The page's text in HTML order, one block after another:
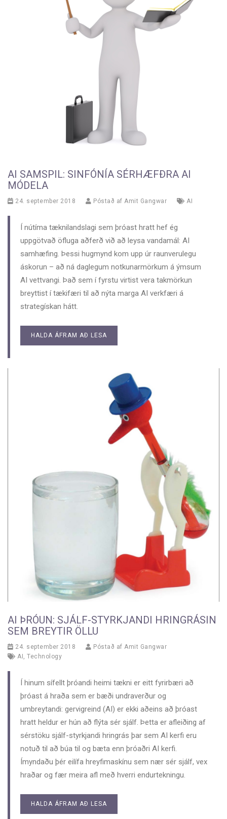
AI SAMSPIL: SINFÓNÍA SÉRHÆFÐRA AI
MÓDELA
24. september 2018 Póstað af Amit Gangwar AI
Í nútíma tæknilandslagi sem þróast hratt hef ég
uppgötvað öfluga aðferð við að leysa vandamál: AI
samhæfing. Þessi hugmynd kom upp úr raunverulegu
áskorun – að ná daglegum notkunarmörkum á ýmsum
AI vettvangi. Það sem í fyrstu virtist vera takmörkun
breyttist í tækifæri til að nýta marga AI verkfæri á
strategískan hátt.
HALDA ÁFRAM AÐ LESA
AI ÞRÓUN: SJÁLF-STYRKJANDI HRINGRÁSIN
SEM BREYTIR ÖLLU
24. september 2018 Póstað af Amit Gangwar
AI, Technology
Í hinum sífellt þróandi heimi tækni er eitt fyrirbæri að
þróast á hraða sem er bæði undraverður og
umbreytandi: gervigreind (AI) er ekki aðeins að þróast
hratt heldur er hún að flýta sér sjálf. Þetta er afleiðing af
sérstöku sjálf-styrkjandi hringrás þar sem AI kerfi eru
notuð til að búa til og bæta enn þróaðri AI kerfi.
Ímyndaðu þér eilífa hreyfimaskínu sem nær sér sjálf, vex
hraðar og fær meira afl með hverri endurtekningu.
HALDA ÁFRAM AÐ LESA